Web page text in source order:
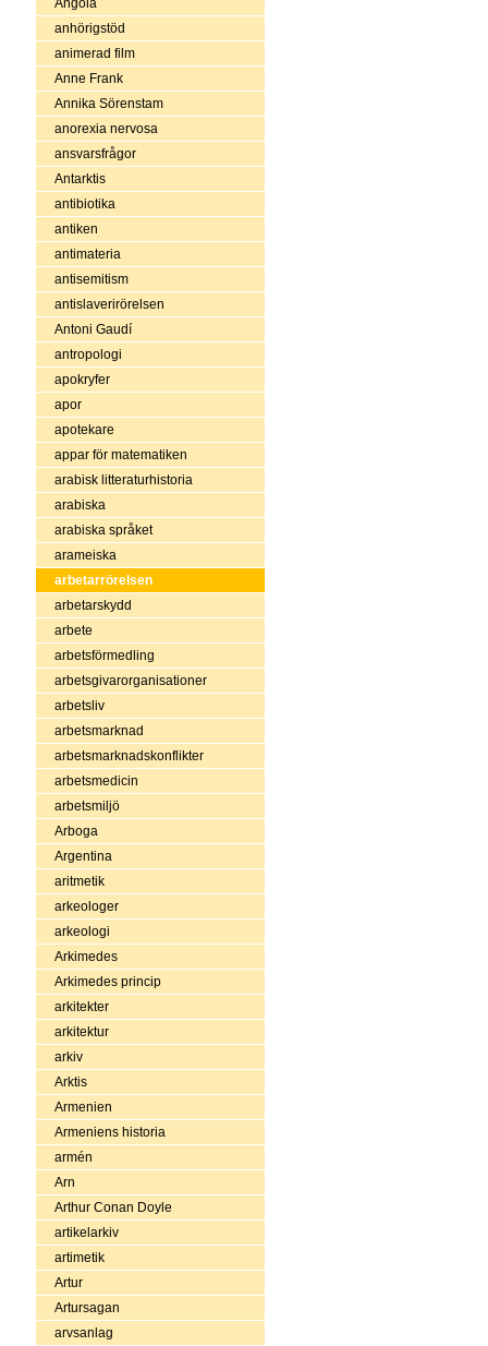
Angola
anhörigstöd
animerad film
Anne Frank
Annika Sörenstam
anorexia nervosa
ansvarsfrågor
Antarktis
antibiotika
antiken
antimateria
antisemitism
antislaverirörelsen
Antoni Gaudí
antropologi
apokryfer
apor
apotekare
appar för matematiken
arabisk litteraturhistoria
arabiska
arabiska språket
arameiska
arbetarrörelsen
arbetarskydd
arbete
arbetsförmedling
arbetsgivarorganisationer
arbetsliv
arbetsmarknad
arbetsmarknadskonflikter
arbetsmedicin
arbetsmiljö
Arboga
Argentina
aritmetik
arkeologer
arkeologi
Arkimedes
Arkimedes princip
arkitekter
arkitektur
arkiv
Arktis
Armenien
Armeniens historia
armén
Arn
Arthur Conan Doyle
artikelarkiv
artimetik
Artur
Artursagan
arvsanlag